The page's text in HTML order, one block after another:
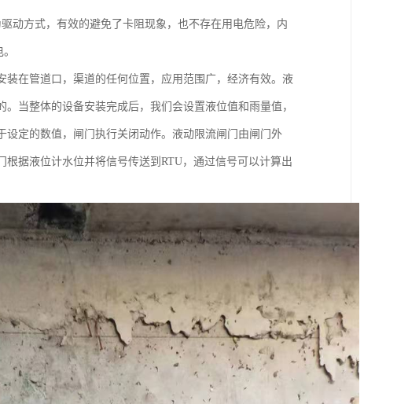
动方式，有效的避免了卡阻现象，也不存在用电危险，内
在管道口，渠道的任何位置，应用范围广，经济有效。液
当整体的设备安装完成后，我们会设置液位值和雨量值，
定的数值，闸门执行关闭动作。液动限流闸门由闸门外
据液位计水位并将信号传送到RTU，通过信号可以计算出